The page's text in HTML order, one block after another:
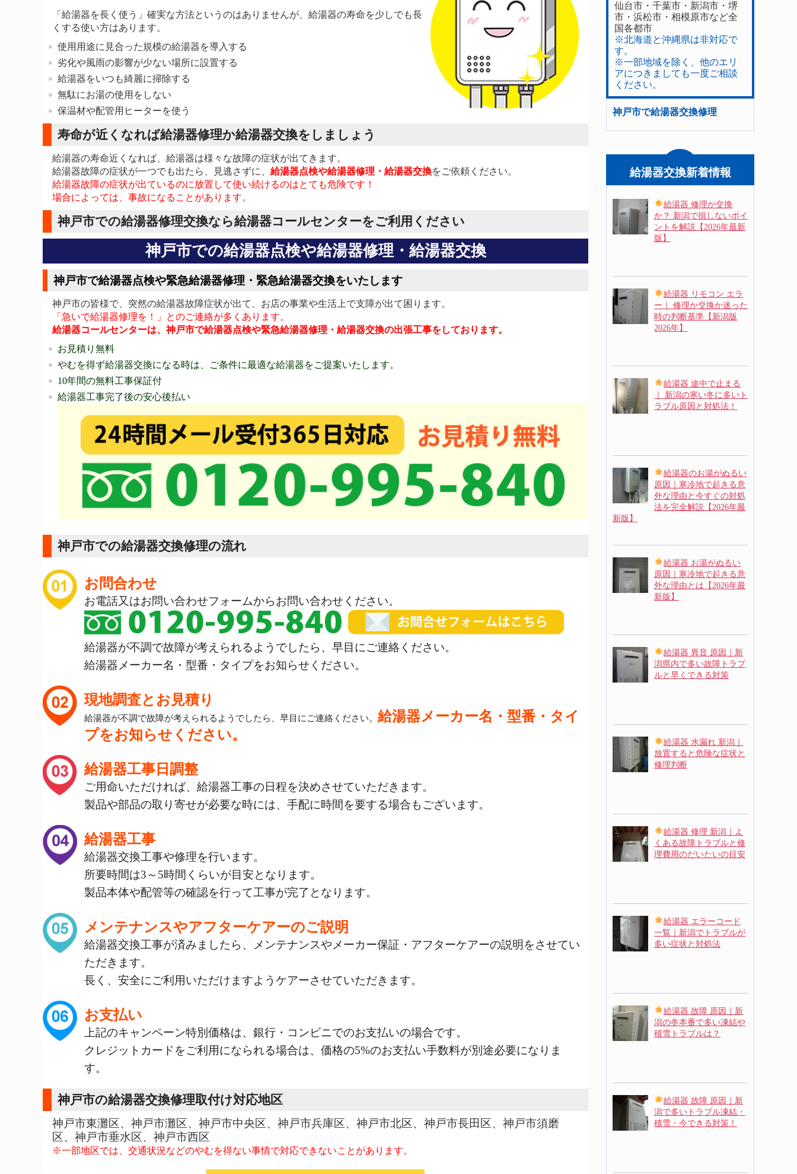
「給湯器を長く使う」確実な方法というのはありませんが、給湯器の寿命を少しでも長
くする使い方はあります。
使用用途に見合った規模の給湯器を導入する
劣化や風雨の影響が少ない場所に設置する
給湯器をいつも綺麗に掃除する
無駄にお湯の使用をしない
保温材や配管用ヒーターを使う
寿命が近くなれば給湯器修理か給湯器交換をしましょう
給湯器の寿命近くなれば、給湯器は様々な故障の症状が出てきます。
給湯器故障の症状が一つでも出たら、見逃さずに、 給湯器点検や給湯器修理・給湯器交換をご依頼ください。
給湯器故障の症状が出ているのに放置して使い続けるのはとても危険です！
場合によっては、事故になることがあります。
神戸市での給湯器修理交換なら給湯器コールセンターをご利用ください
神戸市での給湯器点検や給湯器修理・給湯器交換
神戸市で給湯器点検や緊急給湯器修理・緊急給湯器交換をいたします
神戸市の皆様で、突然の給湯器故障症状が出て、お店の事業や生活上で支障が出て困ります。
「急いで給湯器修理を！」とのご連絡が多くあります。
給湯器コールセンターは、神戸市で給湯器点検や緊急給湯器修理・給湯器交換の出張工事をしております。
お見積り無料
やむを得ず給湯器交換になる時は、ご条件に最適な給湯器をご提案いたします。
10年間の無料工事保証付
給湯器工事完了後の安心後払い
神戸市での給湯器交換修理の流れ
お問合わせ
お電話又はお問い合わせフォームからお問い合わせください。
給湯器が不調で故障が考えられるようでしたら、早目にご連絡ください。
給湯器メーカー名・型番・タイプをお知らせください。
現地調査とお見積り
給湯器が不調で故障が考えられるようでしたら、早目にご連絡ください。 給湯器メーカー名・型番・タイ
プをお知らせください。
給湯器工事日調整
ご用命いただければ、給湯器工事の日程を決めさせていただきます。
製品や部品の取り寄せが必要な時には、手配に時間を要する場合もございます。
給湯器工事
給湯器交換工事や修理を行います。
所要時間は3～5時間くらいが目安となります。
製品本体や配管等の確認を行って工事が完了となります。
メンテナンスやアフターケアーのご説明
給湯器交換工事が済みましたら、メンテナンスやメーカー保証・アフターケアーの説明をさせてい
ただきます。
長く、安全にご利用いただけますようケアーさせていただきます。
お支払い
上記のキャンペーン特別価格は、銀行・コンビニでのお支払いの場合です。
クレジットカードをご利用になられる場合は、価格の5%のお支払い手数料が別途必要になりま
す。
神戸市の給湯器交換修理取付け対応地区
神戸市東灘区、神戸市灘区、神戸市中央区、神戸市兵庫区、神戸市北区、神戸市長田区、神戸市須磨
区、神戸市垂水区、神戸市西区
※一部地区では、交通状況などのやむを得ない事情で対応できないことがあります。
仙台市・千葉市・新潟市・堺
市・浜松市・相模原市など全
国各都市
※北海道と沖縄県は非対応で
す。
※一部地域を除く、他のエリ
アにつきましても一度ご相談
ください。
神戸市で給湯器交換修理
給湯器交換新着情報
給湯器 修理か交換
か？ 新潟で損しないポイ
ントを解説【2026年最新
版】
給湯器 リモコン エラ
ー｜ 修理か交換か迷った
時の判断基準【新潟版
2026年】
給湯器 途中で止まる
｜ 新潟の寒い冬に多いト
ラブル原因と対処法！
給湯器のお湯がぬるい
原因｜寒冷地で起きる意
外な理由と今すぐの対処
法を完全解説【2026年最
新版】
給湯器 お湯がぬるい
原因｜寒冷地で起きる意
外な理由とは【2026年最
新版】
給湯器 異音 原因｜新
潟県内で多い故障トラブ
ルと早くできる対策
給湯器 水漏れ 新潟｜
放置すると危険な症状と
修理判断
給湯器 修理 新潟｜よ
くある故障トラブルと修
理費用のだいたいの目安
給湯器 エラーコード
一覧｜新潟でトラブルが
多い症状と対処法
給湯器 故障 原因｜新
潟の冬本番で多い凍結や
積雪トラブルは？
給湯器 故障 原因｜新
潟で多いトラブル凍結・
積雪・今できる対策！